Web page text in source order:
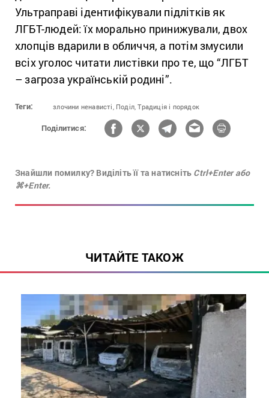
Ультраправі ідентифікували підлітків як
ЛГБТ-людей: їх морально принижували, двох
хлопців вдарили в обличчя, а потім змусили
всіх уголос читати листівки про те, що “ЛГБТ
– загроза українській родині”.
Теги: злочини ненависті, Поділ, Традиція і порядок
Поділитися:
Знайшли помилку? Виділіть її та натисніть Ctrl+Enter або
⌘+Enter.
ЧИТАЙТЕ ТАКОЖ